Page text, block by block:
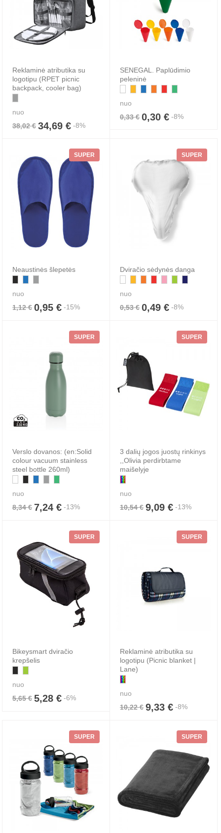
Reklaminė atributika su
logotipu (RPET picnic
backpack, cooler bag)
nuo
38,02 € 34,69 € -8%
SENEGAL. Paplūdimio
peleninė
nuo
0,33 € 0,30 € -8%
SUPER
Neaustinės šlepetės
nuo
1,12 € 0,95 € -15%
SUPER
Dviračio sėdynės danga
nuo
0,53 € 0,49 € -8%
SUPER
Verslo dovanos: (en:Solid
colour vacuum stainless
steel bottle 260ml)
nuo
8,34 € 7,24 € -13%
SUPER
3 dalių jogos juostų rinkinys
,,Olivia perdirbtame
maišelyje
nuo
10,54 € 9,09 € -13%
SUPER
Bikeysmart dviračio
krepšelis
nuo
5,65 € 5,28 € -6%
SUPER
Reklaminė atributika su
logotipu (Picnic blanket |
Lane)
nuo
10,22 € 9,33 € -8%
SUPER SUPER